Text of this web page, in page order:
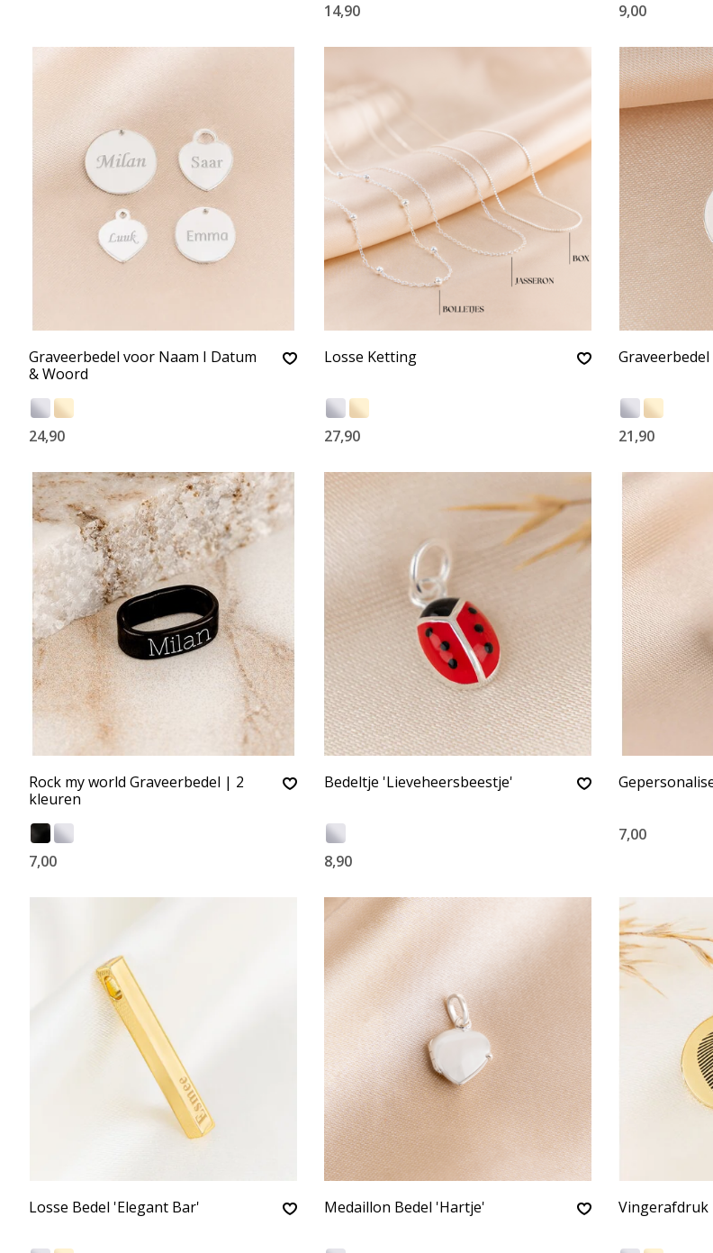
14,90 9,00
Graveerbedel voor Naam I Datum
& Woord
24,90
Losse Ketting
27,90 21,90
Rock my world Graveerbedel | 2
kleuren
7,00
Bedeltje 'Lieveheersbeestje'
8,90
7,00
Losse Bedel 'Elegant Bar' Medaillon Bedel 'Hartje' Vingerafdruk